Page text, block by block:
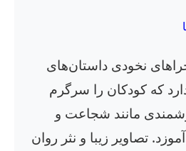
نخودی داستان‌های
که کودکان را سرگرم
مانند شجاعت و
تصاویر زیبا و نثر روان